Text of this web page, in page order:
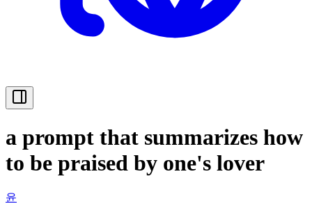
a prompt that summarizes how
to be praised by one's lover
윤